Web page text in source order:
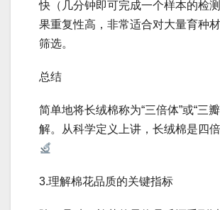
快（几分钟即可完成一个样本的检
果重复性高，非常适合对大量育种
筛选。
总结
简单地将长绒棉称为“三倍体”或“三
解。从科学定义上讲，长绒棉是四倍
3.理解棉花品质的关键指标